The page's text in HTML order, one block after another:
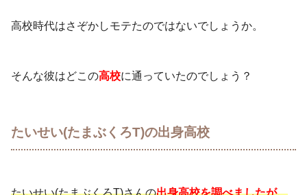
高校時代はさぞかしモテたのではないでしょうか。
そんな彼はどこの高校に通っていたのでしょう？
たいせい(たまぶくろT)の出身高校